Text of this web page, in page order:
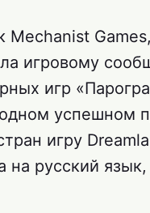
игровому
игр
успешном
игру
на русский